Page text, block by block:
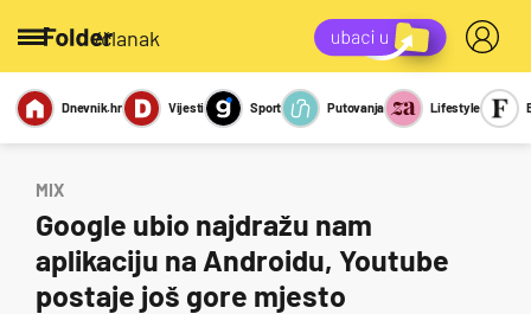
/članak
Miks Kviz
Report
Sexy
Dnevnik.hr Vijesti Sport Putovanja Lifestyle
MIX
Google ubio najdražu nam
aplikaciju na Androidu, Youtube
postaje još gore mjesto